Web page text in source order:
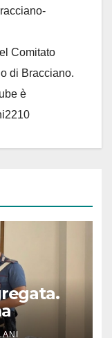
Comitato
di Bracciano.
è